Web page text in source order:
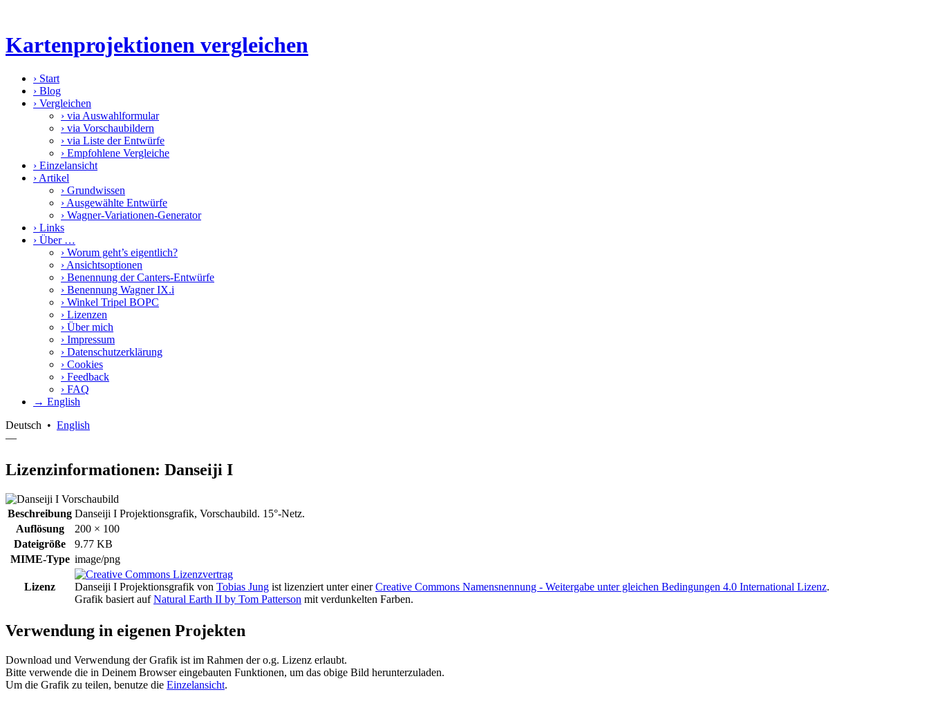
Kartenprojektionen vergleichen
› Start
› Blog
› Vergleichen
› via Auswahlformular
› via Vorschaubildern
› via Liste der Entwürfe
› Empfohlene Vergleiche
› Einzelansicht
› Artikel
› Grundwissen
› Ausgewählte Entwürfe
› Wagner-Variationen-Generator
› Links
› Über …
› Worum geht’s eigentlich?
› Ansichtsoptionen
› Benennung der Canters-Entwürfe
› Benennung Wagner IX.i
› Winkel Tripel BOPC
› Lizenzen
› Über mich
› Impressum
› Datenschutzerklärung
› Cookies
› Feedback
› FAQ
→ English
Deutsch • English
—
Lizenzinformationen: Danseiji I
Beschreibung Danseiji I Projektionsgrafik, Vorschaubild. 15°-Netz.
Auflösung
200 × 100
Dateigröße
9.77 KB
MIME-Type image/png
Lizenz Danseiji I Projektionsgrafik von Tobias Jung ist lizenziert unter einerCreative Commons Namensnennung - Weitergabe unter gleichen Bedingungen 4.0 International Lizenz.
Grafik basiert aufNatural Earth II by Tom Patterson mit verdunkelten Farben.
Verwendung in eigenen Projekten
Download und Verwendung der Grafik ist im Rahmen der o.g. Lizenz erlaubt.
Bitte verwende die in Deinem Browser eingebauten Funktionen, um das obige Bild herunterzuladen.
Um die Grafik zu teilen, benutze die Einzelansicht.